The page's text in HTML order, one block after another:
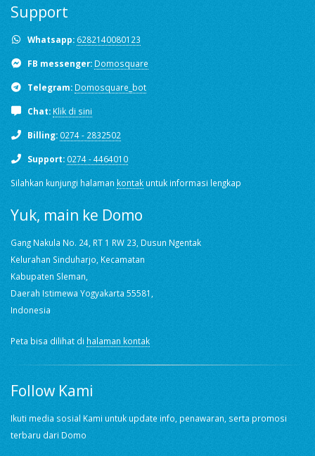
Support
Whatsapp: 6282140080123
FB messenger: Domosquare
Telegram: Domosquare_bot
Chat: Klik di sini
Billing: 0274 - 2832502
Support: 0274 - 4464010
Silahkan kunjungi halaman kontak untuk informasi lengkap
Yuk, main ke Domo
Gang Nakula No. 24, RT 1 RW 23, Dusun Ngentak
Kelurahan Sinduharjo, Kecamatan
Kabupaten Sleman,
Daerah Istimewa Yogyakarta 55581,
Indonesia
Peta bisa dilihat di halaman kontak
Follow Kami
Ikuti media sosial Kami untuk update info, penawaran, serta promosi
terbaru dari Domo